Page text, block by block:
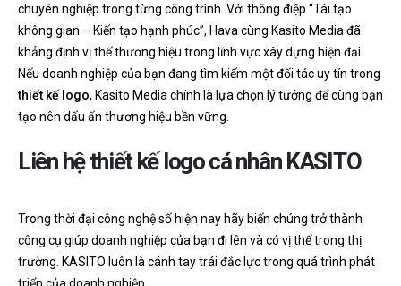
chuyên nghiệp trong từng công trình. Với thông điệp “Tái tạo
không gian – Kiến tạo hạnh phúc”, Hava cùng Kasito Media đã
khẳng định vị thế thương hiệu trong lĩnh vực xây dựng hiện đại.
Nếu doanh nghiệp của bạn đang tìm kiếm một đối tác uy tín trong
thiết kế logo, Kasito Media chính là lựa chọn lý tưởng để cùng bạn
tạo nên dấu ấn thương hiệu bền vững.
Liên hệ thiết kế logo cá nhân KASITO
Trong thời đại công nghệ số hiện nay hãy biến chúng trở thành
công cụ giúp doanh nghiệp của bạn đi lên và có vị thế trong thị
trường. KASITO luôn là cánh tay trái đắc lực trong quá trình phát